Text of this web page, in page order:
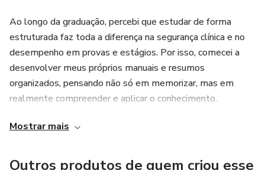
Ao longo da graduação, percebi que estudar de forma
estruturada faz toda a diferença na segurança clínica e no
desempenho em provas e estágios. Por isso, comecei a
desenvolver meus próprios manuais e resumos
organizados, pensando não só em memorizar, mas em
realmente compreender e aplicar o conhecimento.
Meu objetivo é ajudar outros estudantes a estudarem com
Veterinária.
Mostrar mais
Outros produtos de quem criou esse